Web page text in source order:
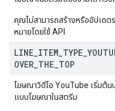
คุณไม่สามารถสร้างหรืออัปเดต
หมายโดยใช้ API
LINE ITEM TYPE
OVER THE TOP
โฆษณาวิดีโอ YouTube เริ่มต้น
แบบโฆษณาในสตรีม